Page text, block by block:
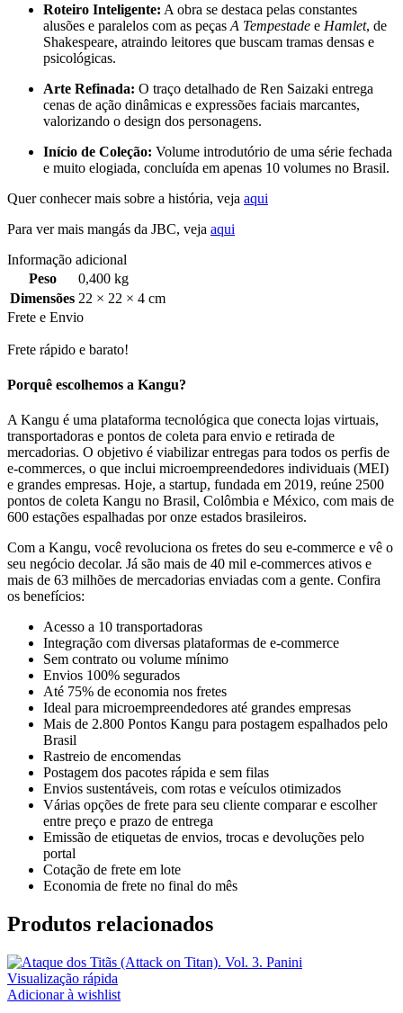
Roteiro Inteligente: A obra se destaca pelas constantes
alusões e paralelos com as peças A Tempestade e Hamlet, de
Shakespeare, atraindo leitores que buscam tramas densas e
psicológicas.
Arte Refinada: O traço detalhado de Ren Saizaki entrega
cenas de ação dinâmicas e expressões faciais marcantes,
valorizando o design dos personagens.
Início de Coleção: Volume introdutório de uma série fechada
e muito elogiada, concluída em apenas 10 volumes no Brasil.
Quer conhecer mais sobre a história, veja aqui
Para ver mais mangás da JBC, veja aqui
Informação adicional
Peso
0,400 kg
Dimensões 22 × 22 × 4 cm
Frete e Envio
Frete rápido e barato!
Porquê escolhemos a Kangu?
A Kangu é uma plataforma tecnológica que conecta lojas virtuais,
transportadoras e pontos de coleta para envio e retirada de
mercadorias. O objetivo é viabilizar entregas para todos os perfis de
e-commerces, o que inclui microempreendedores individuais (MEI)
e grandes empresas. Hoje, a startup, fundada em 2019, reúne 2500
pontos de coleta Kangu no Brasil, Colômbia e México, com mais de
600 estações espalhadas por onze estados brasileiros.
Com a Kangu, você revoluciona os fretes do seu e-commerce e vê o
seu negócio decolar. Já são mais de 40 mil e-commerces ativos e
mais de 63 milhões de mercadorias enviadas com a gente. Confira
os benefícios:
Acesso a 10 transportadoras
Integração com diversas plataformas de e-commerce
Sem contrato ou volume mínimo
Envios 100% segurados
Até 75% de economia nos fretes
Ideal para microempreendedores até grandes empresas
Mais de 2.800 Pontos Kangu para postagem espalhados pelo
Brasil
Rastreio de encomendas
Postagem dos pacotes rápida e sem filas
Envios sustentáveis, com rotas e veículos otimizados
Várias opções de frete para seu cliente comparar e escolher
entre preço e prazo de entrega
Emissão de etiquetas de envios, trocas e devoluções pelo
portal
Cotação de frete em lote
Economia de frete no final do mês
Produtos relacionados
Visualização rápida
Adicionar à wishlist